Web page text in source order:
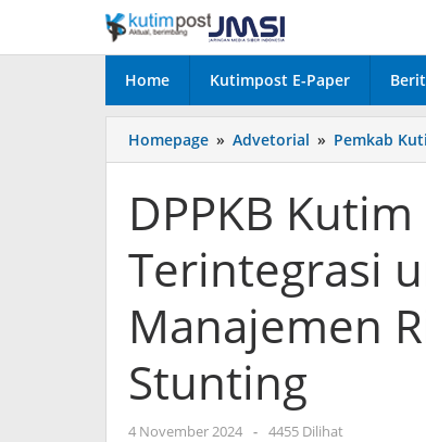
konten
Home Kutimpost E-Paper
Homepage » Advetorial » Pemkab
DPPKB
Terintegrasi
Manajemen
Stunting
4 November 2024 oleh
- 4455 Dilihat